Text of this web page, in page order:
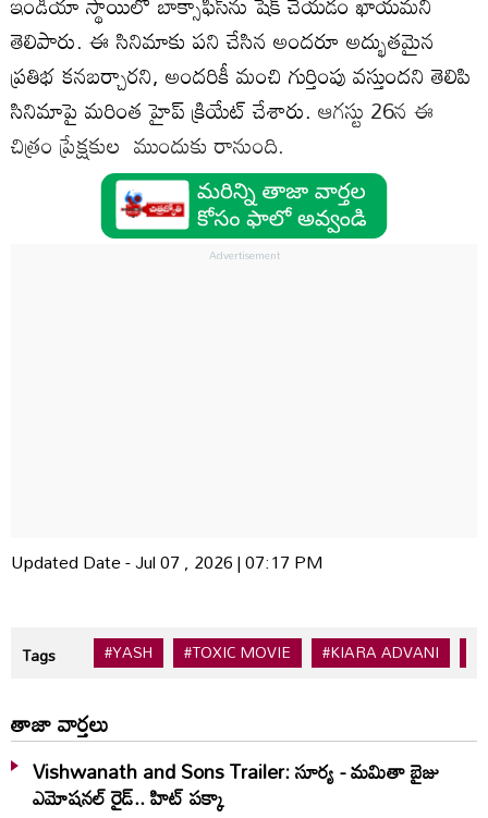
తెలిపారు. ఈ సినిమాకు పని చేసిన అందరూ అద్భుతమైన
ప్రతిభ కనబర్చారని, అందరికీ మంచి గుర్తింపు వస్తుందని తెలిపి
సినిమాపై మరింత హైప్‌ క్రియేట్‌ చేశారు. ఆగస్టు 26న ఈ
చిత్రం ప్రేక్షకుల ముందుకు రానుంది.
Updated Date - Jul 07 , 2026 | 07:17 PM
Tags #YASH #TOXIC MOVIE #KIARA ADVANI
తాజా వార్తలు
Vishwanath and Sons Trailer: సూర్య - మమితా బైజు
ఎమోషనల్ రైడ్.. హిట్ పక్కా